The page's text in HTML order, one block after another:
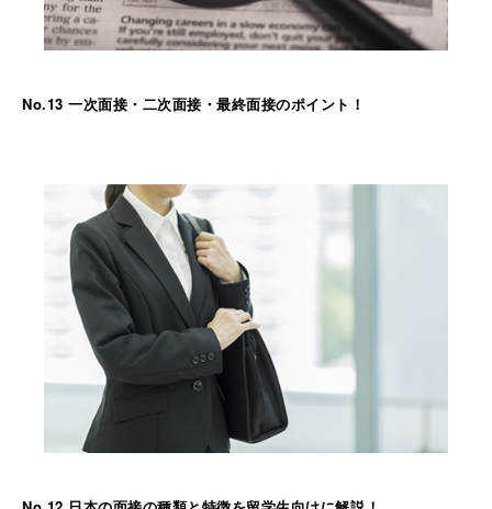
No.13 一次面接・二次面接・最終面接のポイント！